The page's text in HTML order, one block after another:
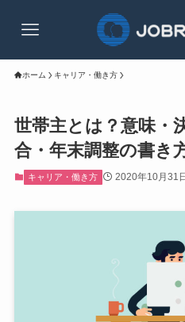
ホーム キャリア・働き方
世帯主とは？意味・
合・年末調整の書き
キャリア・働き方 2020年10月31日